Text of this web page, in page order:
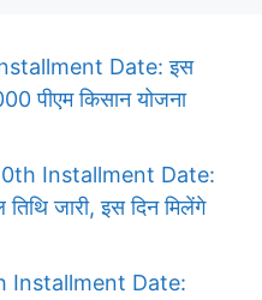
Date: इस
पीएम किसान योजना
Installment Date:
जारी, इस दिन मिलेंगे
Installment Date: